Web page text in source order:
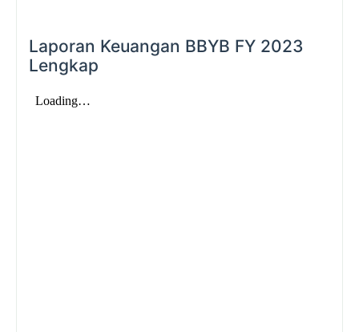
Laporan Keuangan BBYB FY 2023
Lengkap